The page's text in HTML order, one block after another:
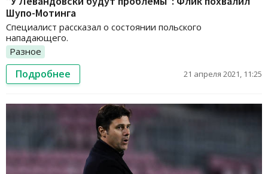
Шупо-Мотинга
Специалист рассказал о состоянии польского
нападающего.
Разное
Подробнее 21 апреля 2021, 11:25